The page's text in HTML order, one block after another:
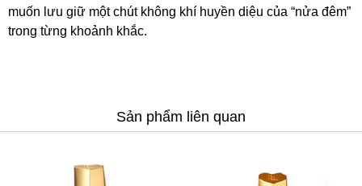
muốn lưu giữ một chút không khí huyền diệu của “nửa đêm”
trong từng khoảnh khắc.
Sản phẩm liên quan